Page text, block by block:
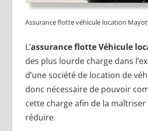
Assurance flotte véhicule location
L’assurance flotte Véhicule
des plus lourde charge dans
d’une société de location de
donc nécessaire de pouvoir
cette charge afin de la maîtriser
réduire.